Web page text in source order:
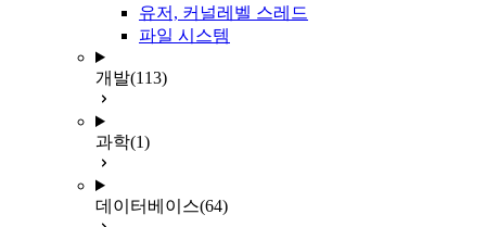
유저, 커널레벨 스레드
파일 시스템
개발(113)
과학(1)
데이터베이스(64)